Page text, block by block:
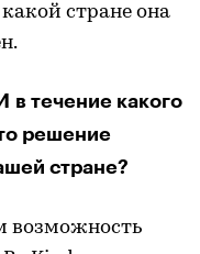
стране она
течение какого
решение
стране?
возможность